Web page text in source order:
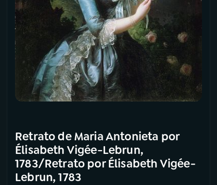
Retrato de Maria Antonieta por
Élisabeth Vigée-Lebrun,
1783/Retrato por Élisabeth Vigée-
Lebrun, 1783